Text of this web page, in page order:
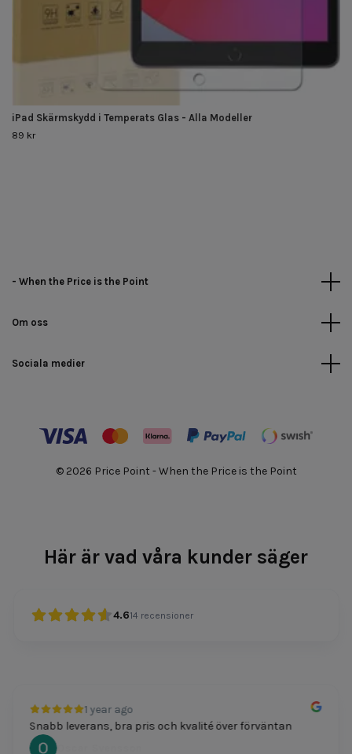
iPad Skärmskydd i Temperats Glas - Alla Modeller
89 kr
- When the Price is the Point
Om oss
Sociala medier
© 2026 Price Point - When the Price is the Point
Här är vad våra kunder säger
4.614 recensioner
1 year ago
Snabb leverans, bra pris och kvalité över förväntan
Oscar Svensson